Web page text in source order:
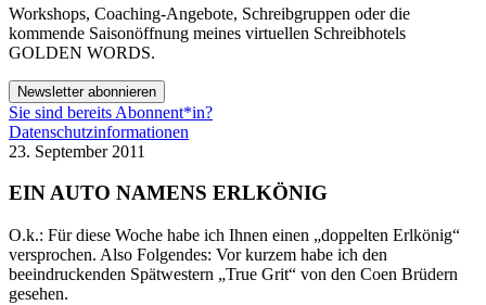
Workshops, Coaching-Angebote, Schreibgruppen oder die
kommende Saisonöffnung meines virtuellen Schreibhotels
GOLDEN WORDS.
Newsletter abonnieren
Sie sind bereits Abonnent*in?
Datenschutzinformationen
23. September 2011
EIN AUTO NAMENS ERLKÖNIG
O.k.: Für diese Woche habe ich Ihnen einen „doppelten Erlkönig“
versprochen. Also Folgendes: Vor kurzem habe ich den
beeindruckenden Spätwestern „True Grit“ von den Coen Brüdern
gesehen.